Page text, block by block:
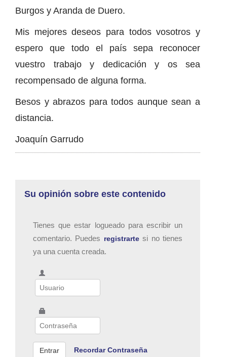
Burgos y Aranda de Duero.
Mis mejores deseos para todos vosotros y
espero que todo el país sepa reconocer
vuestro trabajo y dedicación y os sea
recompensado de alguna forma.
Besos y abrazos para todos aunque sean a
distancia.
Joaquín Garrudo
Su opinión sobre este contenido
Tienes que estar logueado para escribir un
comentario. Puedes registrartesi no tienes
ya una cuenta creada.
Recordar Contraseña